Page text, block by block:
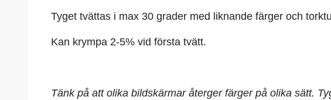
Tyget tvättas i max 30 grader med liknande färger och
Kan krympa 2-5% vid första tvätt.
Tänk på att olika bildskärmar återger färger på olika sätt.